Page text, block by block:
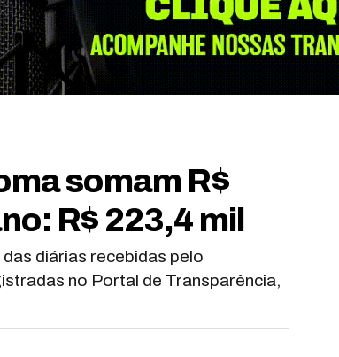
somam R$
R$ 223,4 mil
diárias recebidas pelo
no Portal de Transparência,